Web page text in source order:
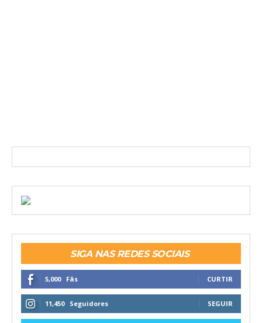
SIGA NAS REDES SOCIAIS
5,000 Fãs CURTIR
11,450 Seguidores SEGUIR